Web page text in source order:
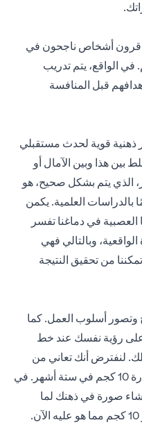
قرون أشخاص ناجحون في
في الواقع، يتم تدريب
قبل المنافسة
قوية لحدث مستقبلي
بين هذا وبين الآمال أو
الذي يتم بشكل صحيح، هو
بالدراسات العلمية. يكمن
العصبية في دماغنا تفسر
وبالتالي فهي
من تحقيق النتيجة
وتصور أسلوب العمل. كما
على رؤية نفسك عند خط
لنفترض أنك تعاني من
زيادة الوزن حاليًا وأن هدفك هو خسارة 10 كجم في ستة أشهر. في
صورة في ذهنك لما
ستبدو عليه إذا كان وزنك أقل بمقدار 10 كجم مما هو عليه الآن.